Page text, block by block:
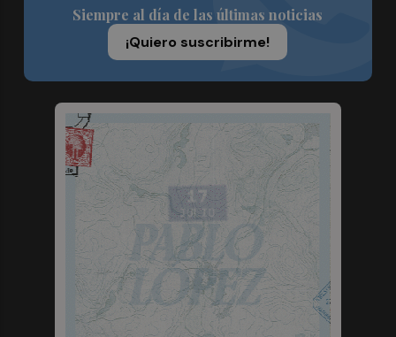
Siempre al día de las últimas noticias
¡Quiero suscribirme!